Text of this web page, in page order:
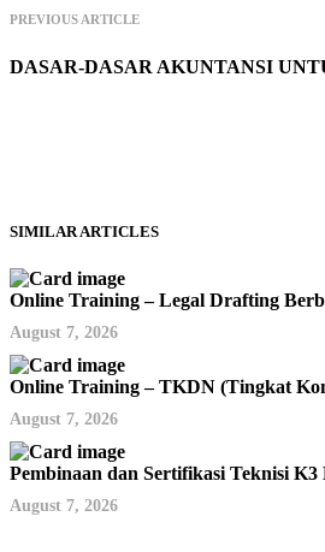
PREVIOUS ARTICLE
DASAR-DASAR AKUNTANSI
SIMILAR ARTICLES
Online Training – Legal Drafting
August 7, 2026
Online Training – TKDN (Tingkat
August 7, 2026
Pembinaan dan Sertifikasi Teknisi
August 7, 2026